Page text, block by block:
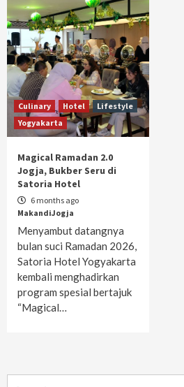
Culinary Hotel
Lifestyle
Yogyakarta
Magical Ramadan 2.0
Jogja, Bukber Seru di
Satoria Hotel
6 months ago
MakandiJogja
Menyambut datangnya
bulan suci Ramadan 2026,
Satoria Hotel Yogyakarta
kembali menghadirkan
program spesial bertajuk
“Magical…